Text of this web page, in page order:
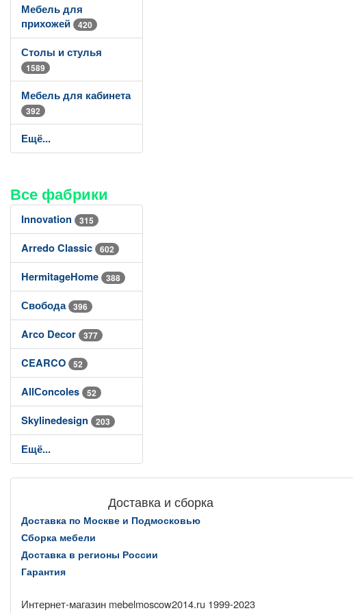
Мебель для
прихожей
420
Столы и стулья
1589
Мебель для кабинета
392
Ещё...
Все фабрики
Innovation 315
Arredo Classic 602
HermitageHome 388
Свобода 396
Arco Decor 377
CEARCO 52
AllСoncoles 52
Skylinedesign 203
Ещё...
Доставка и сборка
Доставка по Москве и Подмосковью
Сборка мебели
Доставка в регионы России
Гарантия
Интернет-магазин mebelmoscow2014.ru 1999-2023